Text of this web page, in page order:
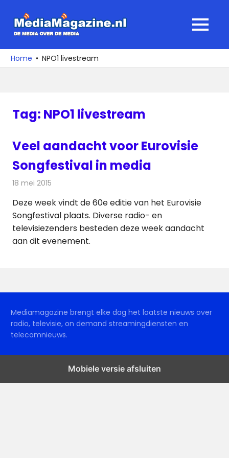
naar
media
over
MENU
Home NPO1 livestream
Tag: NPO1 livestream
Veel aandacht voor Eurovisie
Songfestival in media
18 mei 2015
Deze week vindt de 60e editie van het Eurovisie
Songfestival plaats. Diverse radio- en
televisiezenders besteden deze week aandacht
aan dit evenement.
Mediamagazine brengt elke dag het laatste nieuws over
radio, televisie, on demand streamingdiensten en
telecomnieuws.
Mobiele versie afsluiten